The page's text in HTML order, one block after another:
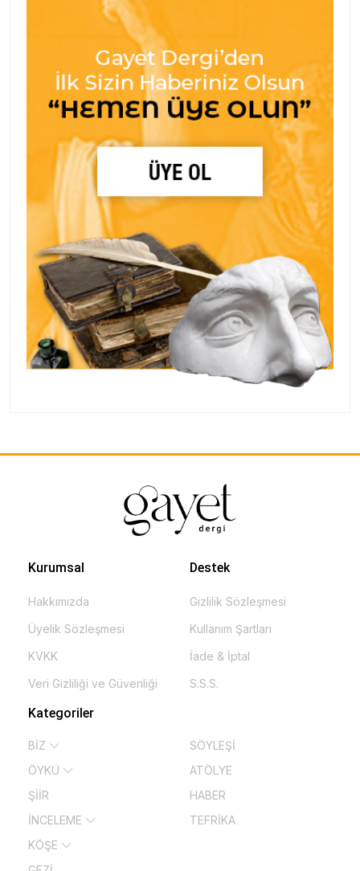
Kurumsal
Hakkımızda
Üyelik Sözleşmesi
KVKK
Veri Gizliliği ve Güvenliği
Destek
Gizlilik Sözleşmesi
Kullanım Şartları
İade & İptal
S.S.S.
Kategoriler
BİZ
ÖYKÜ
ŞİİR
İNCELEME
KÖŞE
SÖYLEŞİ
ATÖLYE
HABER
TEFRİKA